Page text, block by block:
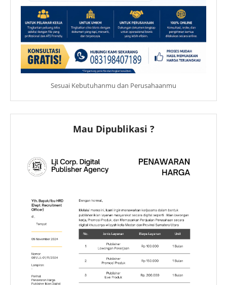
Sesuai Kebutuhanmu dan Perusahaanmu
Mau Dipublikasi ?